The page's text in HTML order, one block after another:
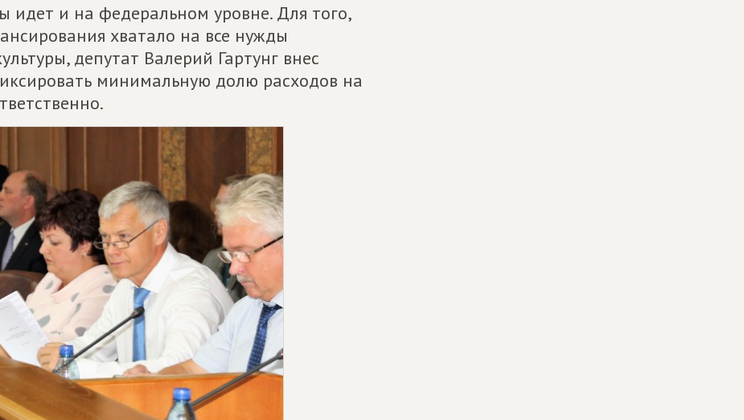
и на федеральном уровне. Для того,
хватало на все нужды
депутат Валерий Гартунг внес
минимальную долю расходов на